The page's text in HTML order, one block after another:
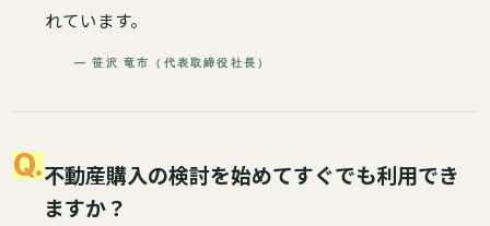
れています。
— 笹沢 竜市（代表取締役社長）
Q.不動産購入の検討を始めてすぐでも利用でき
ますか？